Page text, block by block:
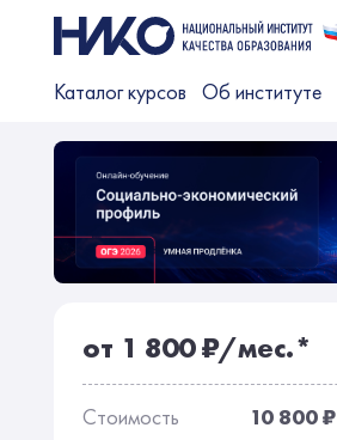
Каталог курсов Об институте
от 1 800 ₽/мес.*
Стоимость 10 800 ₽